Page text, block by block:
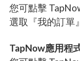
您可點擊
選取『我的訂單
TapNow應用程